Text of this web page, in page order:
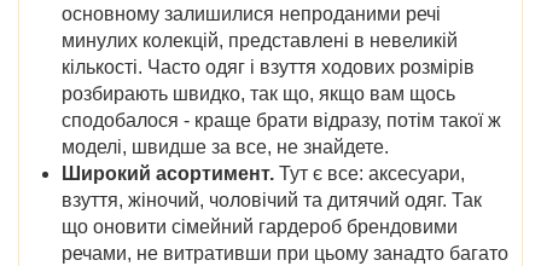
основному залишилися непроданими речі
минулих колекцій, представлені в невеликій
кількості. Часто одяг і взуття ходових розмірів
розбирають швидко, так що, якщо вам щось
сподобалося - краще брати відразу, потім такої ж
моделі, швидше за все, не знайдете.
Широкий асортимент. Тут є все: аксесуари,
взуття, жіночий, чоловічий та дитячий одяг. Так
що оновити сімейний гардероб брендовими
речами, не витративши при цьому занадто багато